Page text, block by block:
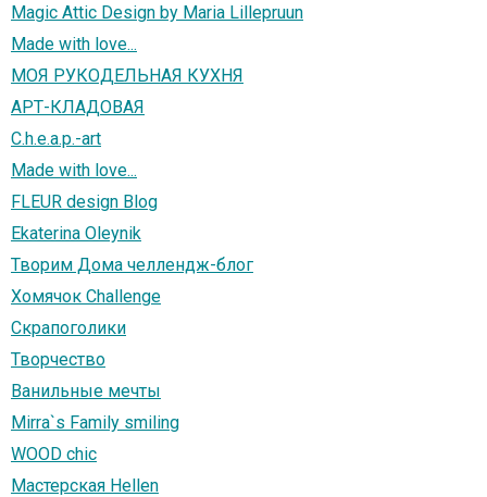
Magic Attic Design by Maria Lillepruun
Made with love...
МОЯ РУКОДЕЛЬНАЯ КУХНЯ
АРТ-КЛАДОВАЯ
C.h.e.a.p.-art
Made with love...
FLEUR design Blog
Ekaterina Oleynik
Творим Дома челлендж-блог
Хомячок Challenge
Скрапоголики
Творчество
Ванильные мечты
Mirra`s Family smiling
WOOD chic
Мастерская Hellen